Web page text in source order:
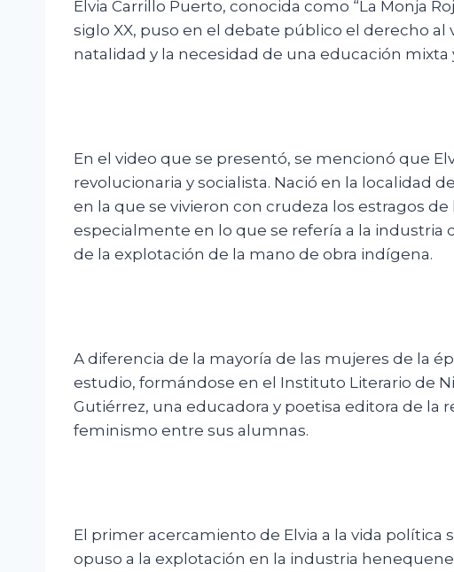
Elvia Carrillo Puerto, conocida como “La Monja
siglo XX, puso en el debate público el derecho
natalidad y la necesidad de una educación mixta
En el video que se presentó, se mencionó que
revolucionaria y socialista. Nació en la localidad
en la que se vivieron con crudeza los estragos
especialmente en lo que se refería a la industria
de la explotación de la mano de obra indígena.
A diferencia de la mayoría de las mujeres de la
estudio, formándose en el Instituto Literario de
Gutiérrez, una educadora y poetisa editora de la
feminismo entre sus alumnas.
El primer acercamiento de Elvia a la vida política
opuso a la explotación en la industria